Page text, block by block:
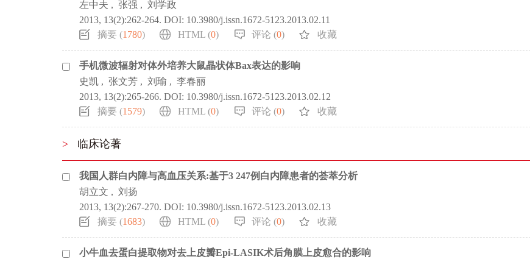
左中夫 , 张强 , 刘学政
2013, 13(2):262-264. DOI: 10.3980/j.issn.1672-5123.2013.02.11
摘要 (1780) HTML (0) 评论 (0) 收藏
手机微波辐射对体外培养大鼠晶状体Bax表达的影响
史凯 , 张文芳 , 刘瑜 , 李春丽
2013, 13(2):265-266. DOI: 10.3980/j.issn.1672-5123.2013.02.12
摘要 (1579) HTML (0) 评论 (0) 收藏
> 临床论著
我国人群白内障与高血压关系:基于3 247例白内障患者的荟萃分析
胡立文 , 刘扬
2013, 13(2):267-270. DOI: 10.3980/j.issn.1672-5123.2013.02.13
摘要 (1683) HTML (0) 评论 (0) 收藏
小牛血去蛋白提取物对去上皮瓣Epi-LASIK术后角膜上皮愈合的影响